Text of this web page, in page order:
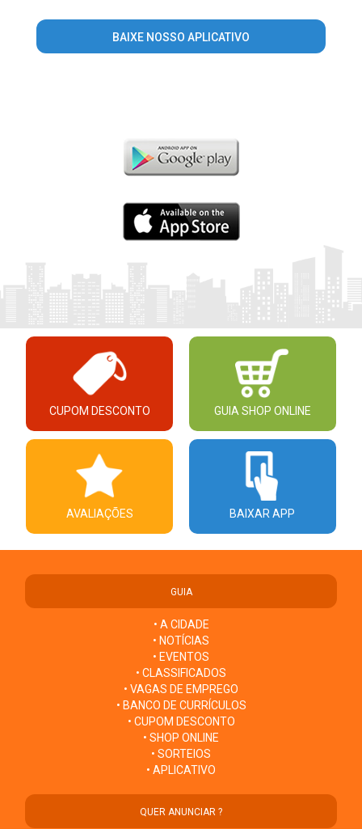
BAIXE NOSSO APLICATIVO
CUPOM DESCONTO GUIA SHOP ONLINE
AVALIAÇÕES BAIXAR APP
GUIA
• A CIDADE
• NOTÍCIAS
• EVENTOS
• CLASSIFICADOS
• VAGAS DE EMPREGO
• BANCO DE CURRÍCULOS
• CUPOM DESCONTO
• SHOP ONLINE
• SORTEIOS
• APLICATIVO
QUER ANUNCIAR ?